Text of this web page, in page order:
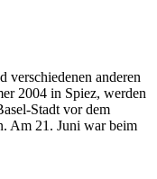
verschiedenen anderen
2004 in Spiez, werden
Stadt vor dem
Am 21. Juni war beim